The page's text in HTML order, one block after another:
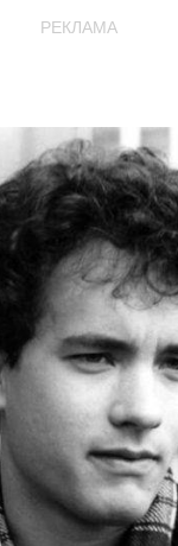
РЕКЛАМА